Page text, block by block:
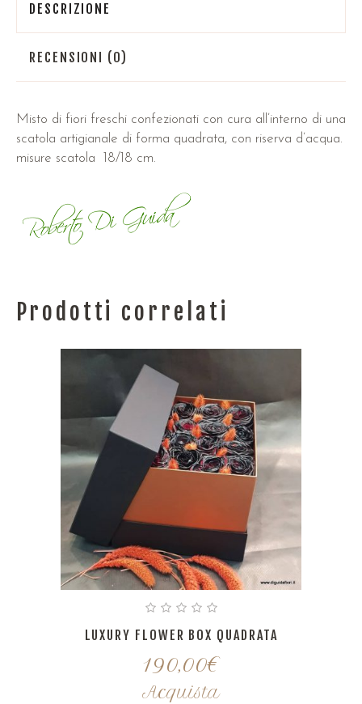
DESCRIZIONE
RECENSIONI (0)
Misto di fiori freschi confezionati con cura all’interno di una
scatola artigianale di forma quadrata, con riserva d’acqua.
misure scatola 18/18 cm.
Prodotti correlati
LUXURY FLOWER BOX QUADRATA
190,00€
Acquista